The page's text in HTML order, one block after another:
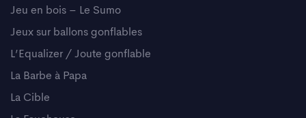
Jeu en bois – Le Sumo
Jeux sur ballons gonflables
L’Equalizer / Joute gonflable
La Barbe à Papa
La Cible